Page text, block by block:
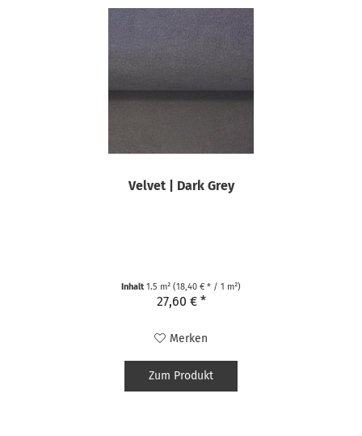
Velvet | Dark Grey
Inhalt1.5 m²(18,40 € * / 1 m²)
27,60 € *
Merken
Zum Produkt